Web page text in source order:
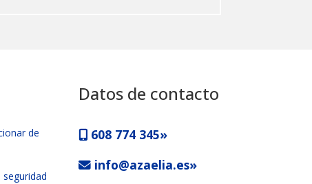
de
Datos de contacto
608 774 345»
info@azaelia.es»